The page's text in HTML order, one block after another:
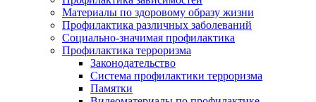
Материалы по здоровому образу жизни
Профилактика различных заболеваний
Социально-значимая профилактика
Профилактика терроризма
Законодательство
Система профилактики терроризма
Памятки